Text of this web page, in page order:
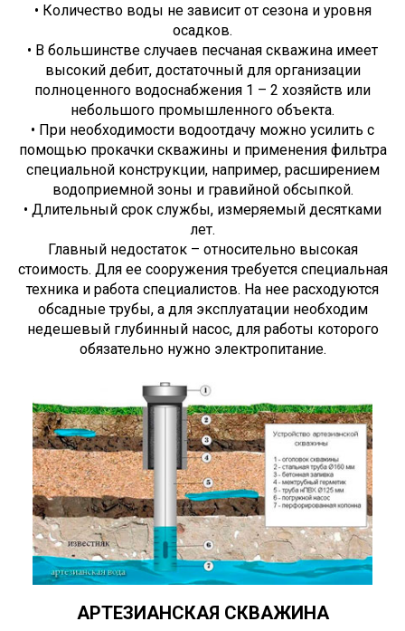
• Количество воды не зависит от сезона и уровня
осадков.
• В большинстве случаев песчаная скважина имеет
высокий дебит, достаточный для организации
полноценного водоснабжения 1 – 2 хозяйств или
небольшого промышленного объекта.
• При необходимости водоотдачу можно усилить с
помощью прокачки скважины и применения фильтра
специальной конструкции, например, расширением
водоприемной зоны и гравийной обсыпкой.
• Длительный срок службы, измеряемый десятками
лет.
Главный недостаток – относительно высокая
стоимость. Для ее сооружения требуется специальная
техника и работа специалистов. На нее расходуются
обсадные трубы, а для эксплуатации необходим
недешевый глубинный насос, для работы которого
обязательно нужно электропитание.
АРТЕЗИАНСКАЯ СКВАЖИНА